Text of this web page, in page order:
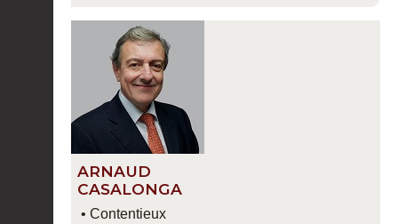
ARNAUD
CASALONGA
• Contentieux